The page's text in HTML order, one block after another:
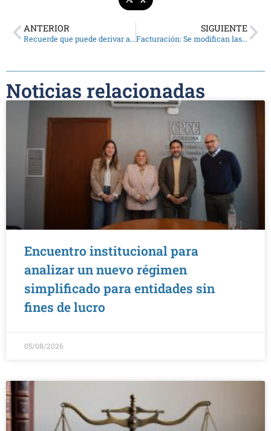
ANTERIOR
Recuerde que puede derivar aportes si es monotributista o trabaja en relación de dependencia
SIGUIENTE
Facturación: Se modifican las condiciones para autorizar comprobantes “A”
Noticias relacionadas
Encuentro institucional para
analizar un nuevo régimen
simplificado para entidades sin
fines de lucro
05/08/2026